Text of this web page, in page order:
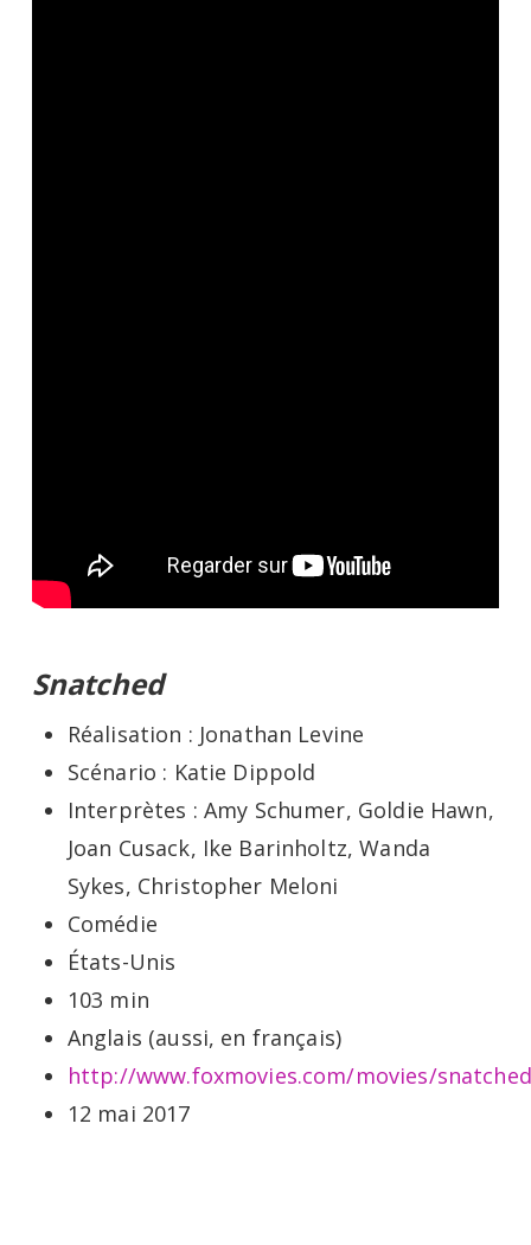
Snatched
Réalisation : Jonathan Levine
Scénario : Katie Dippold
Interprètes : Amy Schumer, Goldie Hawn,
Joan Cusack, Ike Barinholtz, Wanda
Sykes, Christopher Meloni
Comédie
États-Unis
103 min
Anglais (aussi, en français)
http://www.foxmovies.com/movies/snatched
12 mai 2017